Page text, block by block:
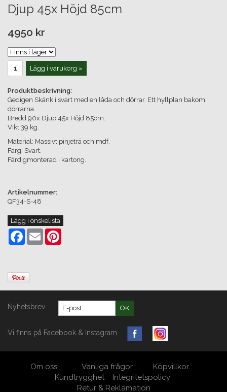
Djup 45x Höjd 85cm
4950 kr
Lägg i varukorg »
Produktbeskrivning:
Gedigen Skänk i svart med en låda och dörrar. Ett hyllplan bakom
dörrarna.
Bredd 90x Djup 45x Höjd 85cm.
Vikt 39 kg.
Material: Massivt pinjeträ och mdf.
Färg: Svart.
Färdigmonterad i kartong.
Artikelnummer:
QF34-S-48
Lägg i önskelista
Facebook
Email
Nyhetsbrev OK
Vi finns på Facebook & Instagram
Om oss Vanliga frågor
Köpvillkor
Kundtrygghet
Integritetspolicy
Retur & Reklamation